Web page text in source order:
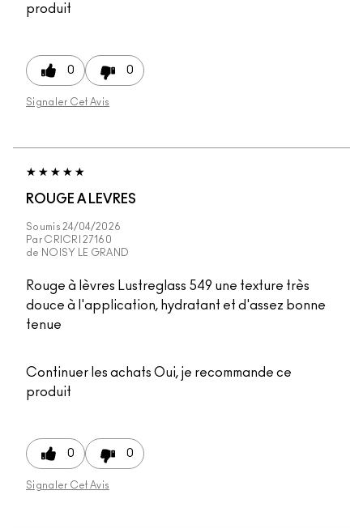
produit
0 0
Signaler Cet Avis
ROUGE A LEVRES
Soumis 24/04/2026
Par CRICRI 27160
de NOISY LE GRAND
Rouge à lèvres Lustreglass 549 une texture très
douce à l'application, hydratant et d'assez bonne
tenue
Continuer les achats Oui, je recommande ce
produit
0 0
Signaler Cet Avis